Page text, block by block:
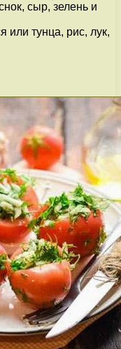
сыр, зелень и
или тунца, рис, лук,